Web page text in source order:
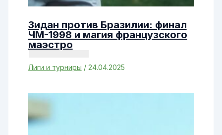
Зидан против Бразилии: финал
ЧМ-1998 и магия французского
маэстро
Лиги и турниры / 24.04.2025